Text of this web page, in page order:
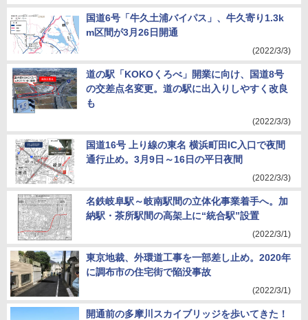
国道6号「牛久土浦バイパス」、牛久寄り1.3k
m区間が3月26日開通
(2022/3/3)
道の駅「KOKOくろべ」開業に向け、国道8号
の交差点名変更。道の駅に出入りしやすく改良
も
(2022/3/3)
国道16号 上り線の東名 横浜町田IC入口で夜間
通行止め。3月9日～16日の平日夜間
(2022/3/3)
名鉄岐阜駅～岐南駅間の立体化事業着手へ。加
納駅・茶所駅間の高架上に“統合駅”設置
(2022/3/1)
東京地裁、外環道工事を一部差し止め。2020年
に調布市の住宅街で陥没事故
(2022/3/1)
開通前の多摩川スカイブリッジを歩いてきた！